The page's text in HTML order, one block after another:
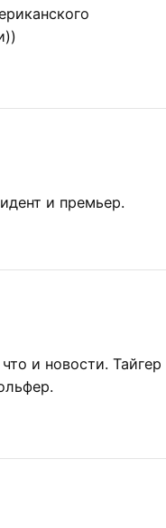
и премьер.
и новости. Тайгер